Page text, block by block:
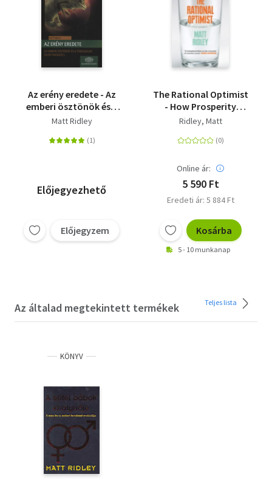
Az erény eredete - Az
emberi ösztönök és a
társadalmi
Matt Ridley
Előjegyezhető
Előjegyzem
The Rational Optimist
- How Prosperity
Evolves
Ridley, Matt
Online ár:
5 590 Ft
Eredeti ár: 5 884 Ft
Kosárba
5 - 10 munkanap
Az általad megtekintett termékek Teljes lista
KÖNYV